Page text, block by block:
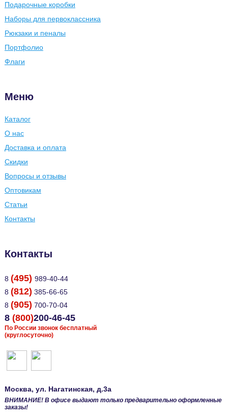
Подарочные коробки
Наборы для первоклассника
Рюкзаки и пеналы
Портфолио
Флаги
Меню
Каталог
О нас
Доставка и оплата
Скидки
Вопросы и отзывы
Оптовикам
Статьи
Контакты
Контакты
8 (495) 989-40-44
8 (812) 385-66-65
8 (905) 700-70-04
8 (800)200-46-45
По России звонок бесплатный
(круглосуточно)
Москва, ул. Нагатинская, д.3а
ВНИМАНИЕ! В офисе выдают только предварительно оформленные
заказы!